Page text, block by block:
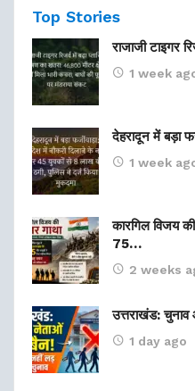
Top Stories
राजाजी टाइगर
1 week
देहरादून में बड़ा
1 week
कारगिल विजय
75…
2 weeks
उत्तराखंड:
1 day ago